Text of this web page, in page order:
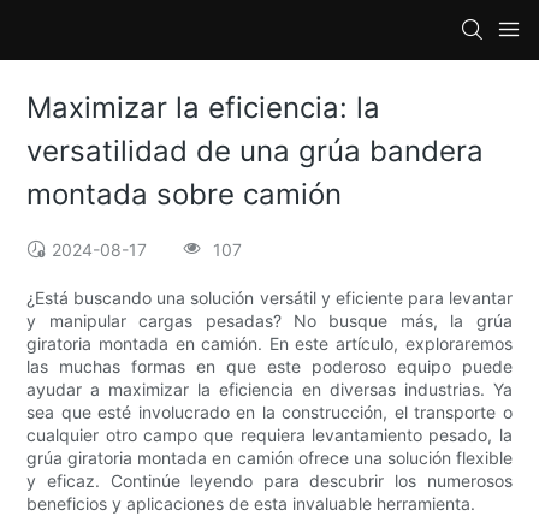
Maximizar la eficiencia: la
versatilidad de una grúa bandera
montada sobre camión
2024-08-17 107
¿Está buscando una solución versátil y eficiente para levantar
y manipular cargas pesadas? No busque más, la grúa
giratoria montada en camión. En este artículo, exploraremos
las muchas formas en que este poderoso equipo puede
ayudar a maximizar la eficiencia en diversas industrias. Ya
sea que esté involucrado en la construcción, el transporte o
cualquier otro campo que requiera levantamiento pesado, la
grúa giratoria montada en camión ofrece una solución flexible
y eficaz. Continúe leyendo para descubrir los numerosos
beneficios y aplicaciones de esta invaluable herramienta.